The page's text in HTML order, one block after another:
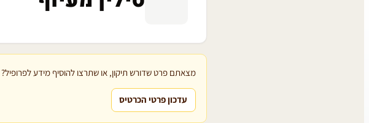
מצאתם פרט שדורש תיקון, או שתרצו להוסיף מידע לפרופיל?
עדכון פרטי הכרטיס